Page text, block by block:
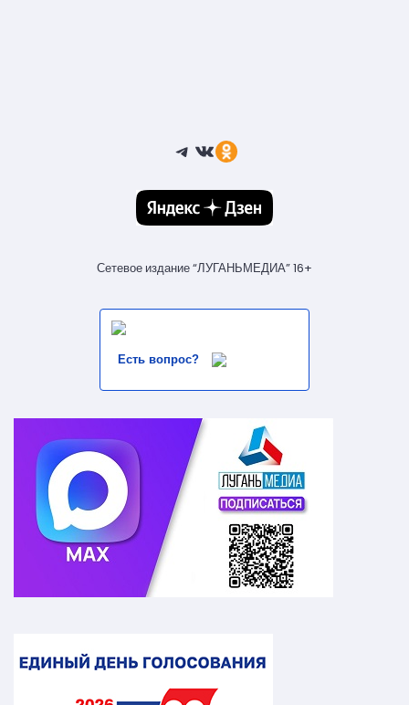
Telegram
ВКонтакте
Ссылка
Сетевое издание “ЛУГАНЬМЕДИА” 16+
Есть вопрос?